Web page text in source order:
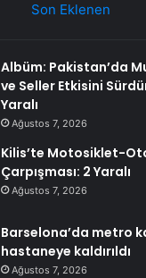
Son Eklenen
Albüm: Pakistan’da
ve Seller Etkisini
Yaralı
Ağustos 7, 2026
Kilis’te Motosiklet-
Çarpışması: 2 Yaralı
Ağustos 7, 2026
Barselona’da metro
hastaneye kaldırıldı
Ağustos 7, 2026